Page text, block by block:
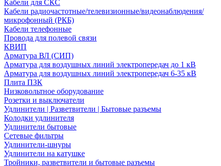
Кабели для СКС
Кабели радиочастотные/телевизионные/видеонаблюдения/
микрофонный (РКБ)
Кабели телефонные
Провода для полевой связи
КВИП
Арматура ВЛ (СИП)
Арматура для воздушных линий электропередач до 1 кВ
Арматура для воздушных линий электропередач 6-35 кВ
Плита ПЗК
Низковольтное оборудование
Розетки и выключатели
Удлинители | Разветвители | Бытовые разъемы
Колодки удлинителя
Удлинители бытовые
Сетевые фильтры
Удлинители-шнуры
Удлинители на катушке
Тройники, разветвители и бытовые разъемы